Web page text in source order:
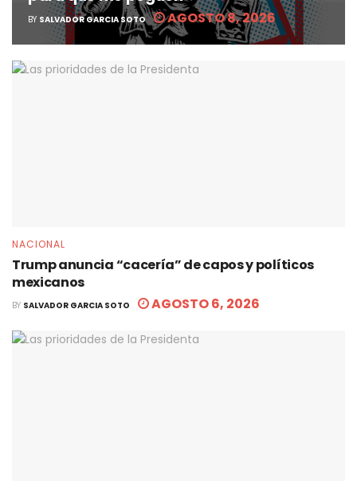
BY SALVADOR GARCIA SOTO AGOSTO 8, 2026
NACIONAL
Trump anuncia “cacería” de capos y políticos
mexicanos
BY SALVADOR GARCIA SOTO AGOSTO 6, 2026